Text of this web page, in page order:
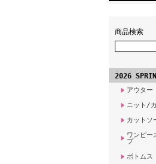
商品検索
2026
アウター
ニット/
カットソ
ワンピー
プ
ボトムス